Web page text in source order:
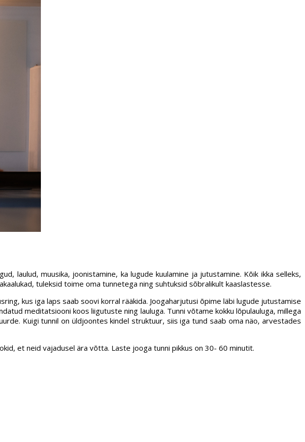
laulud, muusika, joonistamine, ka lugude kuulamine ja jutustamine. Kõik ikka selleks,
tuleksid toime oma tunnetega ning suhtuksid sõbralikult kaaslastesse.
kus iga laps saab soovi korral rääkida. Joogaharjutusi õpime läbi lugude jutustamise
meditatsiooni koos liigutuste ning lauluga. Tunni võtame kokku lõpulauluga, millega
Kuigi tunnil on üldjoontes kindel struktuur, siis iga tund saab oma näo, arvestades
et neid vajadusel ära võtta. Laste jooga tunni pikkus on 30- 60 minutit.